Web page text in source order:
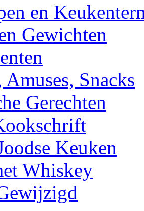
en
Gewichten
Amuses, Snacks
Gerechten
Keuken
Whiskey